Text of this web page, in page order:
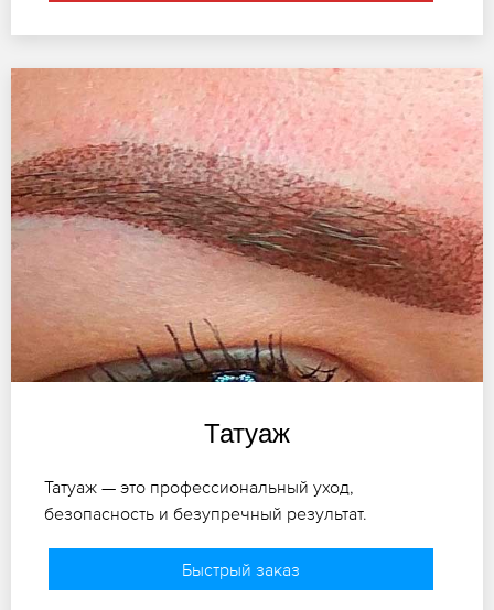
Татуаж
Татуаж — это профессиональный уход,
безопасность и безупречный результат.
Быстрый заказ